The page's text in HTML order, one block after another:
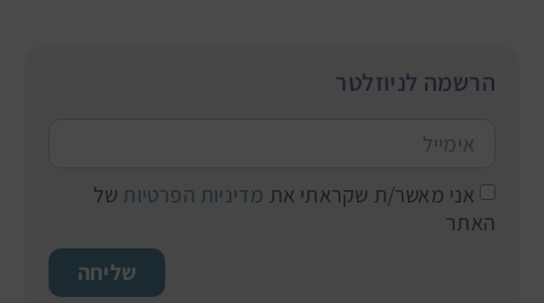
הרשמה לניוזלטר
אני מאשר/ת שקראתי את מדיניות הפרטיות של
האתר
שליחה